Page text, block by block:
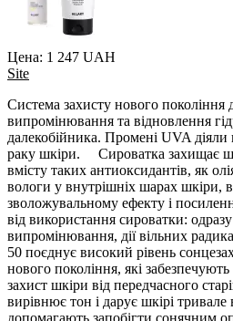
Цена: 1 247 UAH
Site
Система захисту нового покоління
випромінювання та відновлення
далекобійника. Промені UVA
раку шкіри. Сироватка захищає
вмісту таких антиоксидантів, як
вологи у внутрішніх шарах шкіри,
зволожувальному ефекту і
від використання сироватки:
випромінювання, дії вільних
50 поєднує високий рівень
нового покоління, які
захист шкіри від передчасного
вирівнює тон і дарує шкірі
допомагають запобігти сонячним